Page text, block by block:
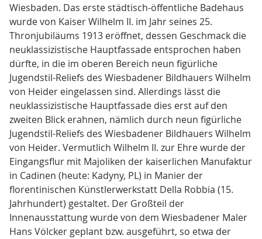
Wiesbaden. Das erste städtisch-öffentliche Badehaus
wurde von Kaiser Wilhelm II. im Jahr seines 25.
Thronjubiläums 1913 eröffnet, dessen Geschmack die
neuklassizistische Hauptfassade entsprochen haben
dürfte, in die im oberen Bereich neun figürliche
Jugendstil-Reliefs des Wiesbadener Bildhauers Wilhelm
von Heider eingelassen sind. Allerdings lässt die
neuklassizistische Hauptfassade dies erst auf den
zweiten Blick erahnen, nämlich durch neun figürliche
Jugendstil-Reliefs des Wiesbadener Bildhauers Wilhelm
von Heider. Vermutlich Wilhelm II. zur Ehre wurde der
Eingangsflur mit Majoliken der kaiserlichen Manufaktur
in Cadinen (heute: Kadyny, PL) in Manier der
florentinischen Künstlerwerkstatt Della Robbia (15.
Jahrhundert) gestaltet. Der Großteil der
Innenausstattung wurde von dem Wiesbadener Maler
Hans Völcker geplant bzw. ausgeführt, so etwa der